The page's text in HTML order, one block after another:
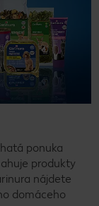
ponuka
produkty
nájdete
domáceho